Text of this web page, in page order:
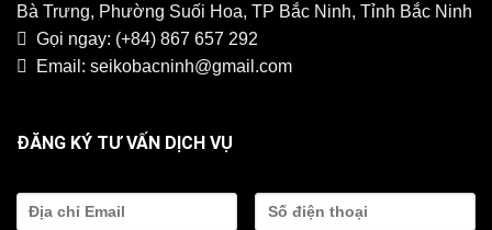
Bà Trưng, Phường Suối Hoa, TP Bắc Ninh, Tỉnh Bắc Ninh
Gọi ngay: (+84) 867 657 292
Email: seikobacninh@gmail.com
ĐĂNG KÝ TƯ VẤN DỊCH VỤ